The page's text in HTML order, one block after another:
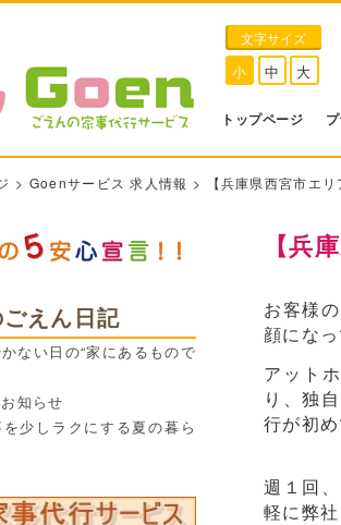
文字サイズ
小 中 大
トップページ
> Goenサービス 求人情報 > 【兵庫県西宮市エ
えん日記
ない日の“家にあるもので
知らせ
少しラクにする夏の暮ら
【兵
お客様
顔にな
アット
り、独
行が初
週１回
軽に弊